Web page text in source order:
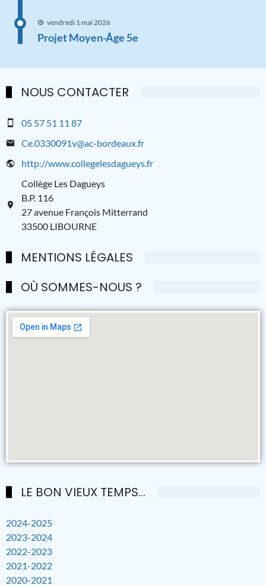
vendredi 1 mai 2026
Projet Moyen-Âge 5e
NOUS CONTACTER
05 57 51 11 87
Ce.0330091v@ac-bordeaux.fr
http://www.collegelesdagueys.fr
Collège Les Dagueys
B.P. 116
27 avenue François Mitterrand
33500 LIBOURNE
MENTIONS LÉGALES
OÙ SOMMES-NOUS ?
LE BON VIEUX TEMPS...
2024-2025
2023-2024
2022-2023
2021-2022
2020-2021